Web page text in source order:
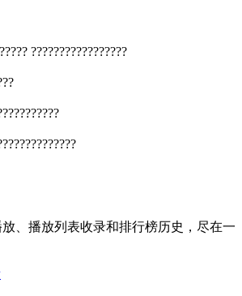
?????????????????
、播放列表收录和排行榜历史，尽在一